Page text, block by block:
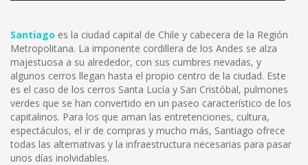
Santiago es la ciudad capital de Chile y cabecera de la Región
Metropolitana. La imponente cordillera de los Andes se alza
majestuosa a su alrededor, con sus cumbres nevadas, y
algunos cerros llegan hasta el propio centro de la ciudad. Este
es el caso de los cerros Santa Lucía y San Cristóbal, pulmones
verdes que se han convertido en un paseo característico de los
capitalinos. Para los que aman las entretenciones, cultura,
espectáculos, el ir de compras y mucho más, Santiago ofrece
todas las alternativas y la infraestructura necesarias para pasar
unos días inolvidables.